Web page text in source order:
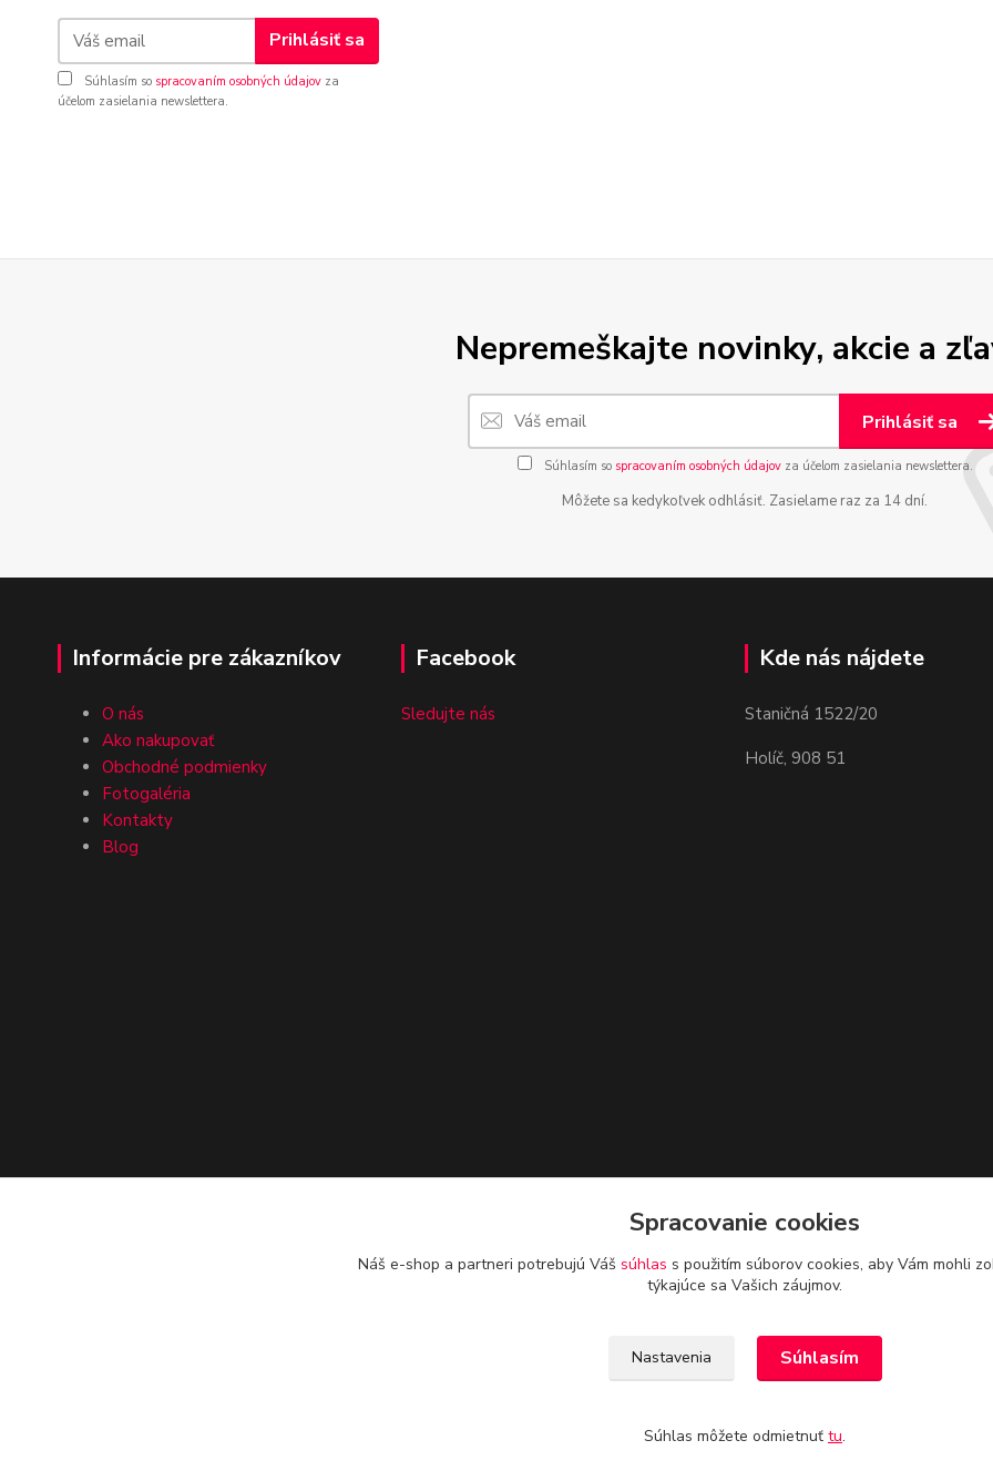
Prihlásiť sa
Súhlasím so spracovaním osobných údajov za
účelom zasielania newslettera.
Nepremeškajte novinky, akcie a
Prihlásiť sa
Súhlasím so spracovaním osobných údajovza účelom zasielania newslettera.
Môžete sa kedykoľvek odhlásiť. Zasielame raz za 14 dní.
Informácie pre zákazníkov
O nás
Ako nakupovať
Obchodné podmienky
Fotogaléria
Kontakty
Blog
Facebook
Sledujte nás
Kde nás nájdete
Staničná 1522/20
Holíč, 908 51
Spracovanie cookies
Náš e-shop a partneri potrebujú Váš súhlas s použitím súborov cookies, aby Vám mohli
týkajúce sa Vašich záujmov.
Nastavenia Súhlasím
Súhlas môžete odmietnuť tu.